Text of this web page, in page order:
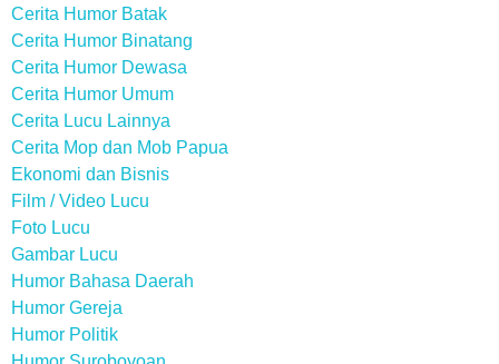
Cerita Humor Batak
Cerita Humor Binatang
Cerita Humor Dewasa
Cerita Humor Umum
Cerita Lucu Lainnya
Cerita Mop dan Mob Papua
Ekonomi dan Bisnis
Film / Video Lucu
Foto Lucu
Gambar Lucu
Humor Bahasa Daerah
Humor Gereja
Humor Politik